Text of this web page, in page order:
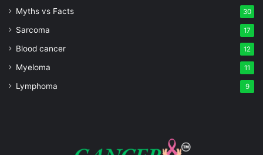
Myths vs Facts 30
Sarcoma 17
Blood cancer 12
Myeloma 11
Lymphoma 9